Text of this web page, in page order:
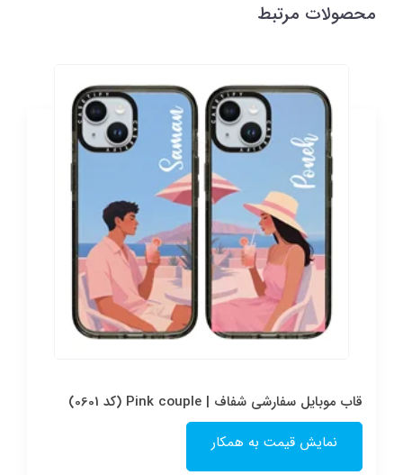
محصولات مرتبط
قاب موبایل سفارشی شفاف | Pink couple (کد 0601)
نمایش قیمت به همکار